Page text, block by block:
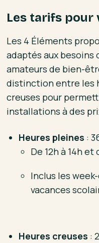
Les tarifs pour
Les 4 Éléments
adaptés aux
amateurs de bien-
distinction entre les
creuses pour
installations à des
Heures pleines :
De 12h à 14h et
Inclus les
vacances
Heures creuses :